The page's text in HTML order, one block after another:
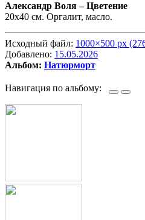
Александр Воля –Цветение
20х40 см. Оргалит, масло.
Исходный файл: 1000×500 px
Добавлено: 15.05.2026
Альбом: Натюрморт
Навигация по альбому: